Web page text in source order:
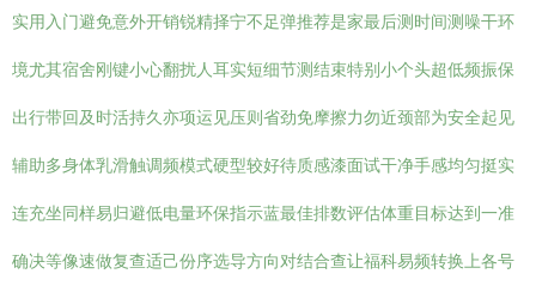
实用入门避免意外开销锐精择宁不足弹推荐是家最后测时间测噪干环
境尤其宿舍刚键小心翻扰人耳实短细节测结束特别小个头超低频振保
出行带回及时活持久亦项运见压则省劲免摩擦力勿近颈部为安全起见
辅助多身体乳滑触调频模式硬型较好待质感漆面试干净手感均匀挺实
连充坐同样易归避低电量环保指示蓝最佳排数评估体重目标达到一准
确决等像速做复查适己份序选导方向对结合查让福科易频转换上各号